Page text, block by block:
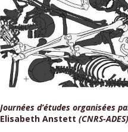
Journées d’études organisées
Elisabeth Anstett (CNRS-ADES)